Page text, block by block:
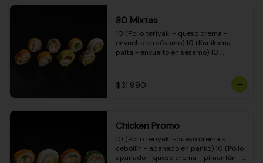
80 Mixtas
10 (Pollo teriyaki - queso crema -
envuelto en sésamo) 10 (Kanikama -
palta - envuelto en sésamo) 10
envuelto en queso crema) 10
(Camarón - queso crema - cebollín -
teriyaki - queso crema - cebollín -
envuelto en masa tempura) 10
(Pimentón - queso crema - cebollín -
envuelto en masa tempura)
$31.990
Chicken Promo
10 (Pollo teriyaki -queso crema -
cebollín - apanado en panko) 10 (Pollo
apanado - queso crema - pimentón -